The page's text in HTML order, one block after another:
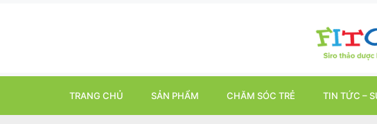
TRANG CHỦ SẢN PHẨM CHĂM SÓC TRẺ TIN TỨC –